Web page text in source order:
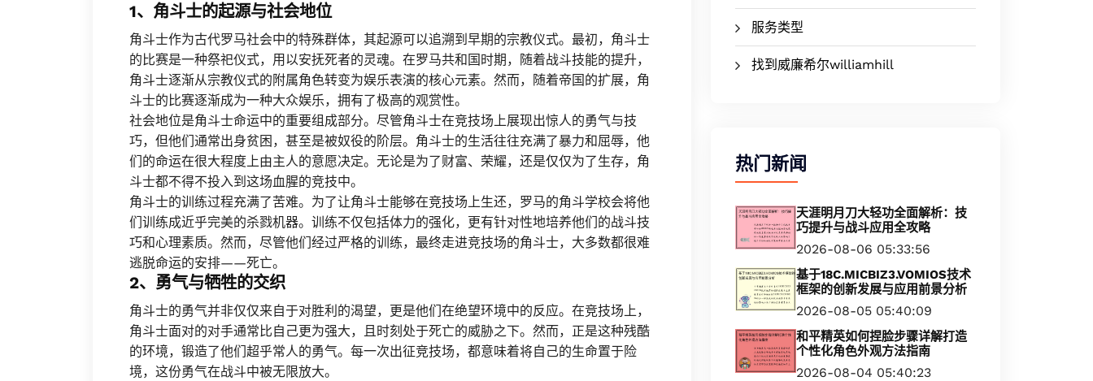
1、角斗士的起源与社会地位
角斗士作为古代罗马社会中的特殊群体，其起源可以追溯到早期的宗教仪式。最初，角斗士
的比赛是一种祭祀仪式，用以安抚死者的灵魂。在罗马共和国时期，随着战斗技能的提升，
角斗士逐渐从宗教仪式的附属角色转变为娱乐表演的核心元素。然而，随着帝国的扩展，角
斗士的比赛逐渐成为一种大众娱乐，拥有了极高的观赏性。
社会地位是角斗士命运中的重要组成部分。尽管角斗士在竞技场上展现出惊人的勇气与技
巧，但他们通常出身贫困，甚至是被奴役的阶层。角斗士的生活往往充满了暴力和屈辱，他
们的命运在很大程度上由主人的意愿决定。无论是为了财富、荣耀，还是仅仅为了生存，角
斗士都不得不投入到这场血腥的竞技中。
角斗士的训练过程充满了苦难。为了让角斗士能够在竞技场上生还，罗马的角斗学校会将他
们训练成近乎完美的杀戮机器。训练不仅包括体力的强化，更有针对性地培养他们的战斗技
巧和心理素质。然而，尽管他们经过严格的训练，最终走进竞技场的角斗士，大多数都很难
逃脱命运的安排——死亡。
2、勇气与牺牲的交织
角斗士的勇气并非仅仅来自于对胜利的渴望，更是他们在绝望环境中的反应。在竞技场上，
角斗士面对的对手通常比自己更为强大，且时刻处于死亡的威胁之下。然而，正是这种残酷
的环境，锻造了他们超乎常人的勇气。每一次出征竞技场，都意味着将自己的生命置于险
境，这份勇气在战斗中被无限放大。
服务类型
找到威廉希尔williamhill
热门新闻
天涯明月刀大轻功全面解析：技
巧提升与战斗应用全攻略
2026-08-06 05:33:56
基于18C.MICBIZ3.VOMIOS技术
框架的创新发展与应用前景分析
2026-08-05 05:40:09
和平精英如何捏脸步骤详解打造
个性化角色外观方法指南
2026-08-04 05:40:23